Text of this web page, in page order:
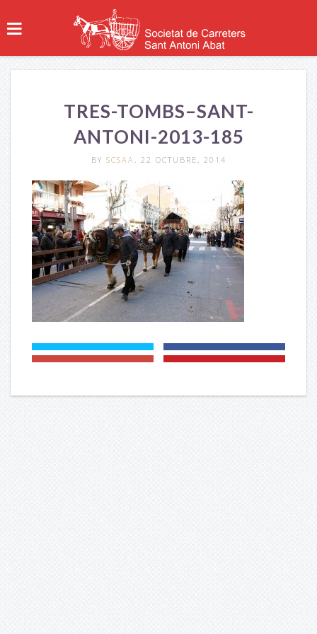
TRES-TOMBS–SANT-
ANTONI-2013-185
BY SCSAA , 22 OCTUBRE, 2014